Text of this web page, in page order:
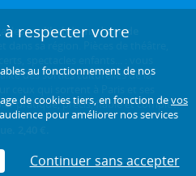
estl'hebdomadaire de
et dans sa région. Pièces de théâtre,
spectacles enfants... : vous
des sorties culturelles de la
ceux qui sortent à Paris et ses
pratique, précis, fiable et complet.
2,40 €.
à respecter votre
au fonctionnement de nos
de cookies tiers, en fonction devos
pour améliorer nos services
Continuer sans accepter